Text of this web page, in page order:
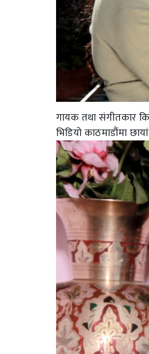
गायक तथा संगीतकार
भिडियो काठमाडौंमा